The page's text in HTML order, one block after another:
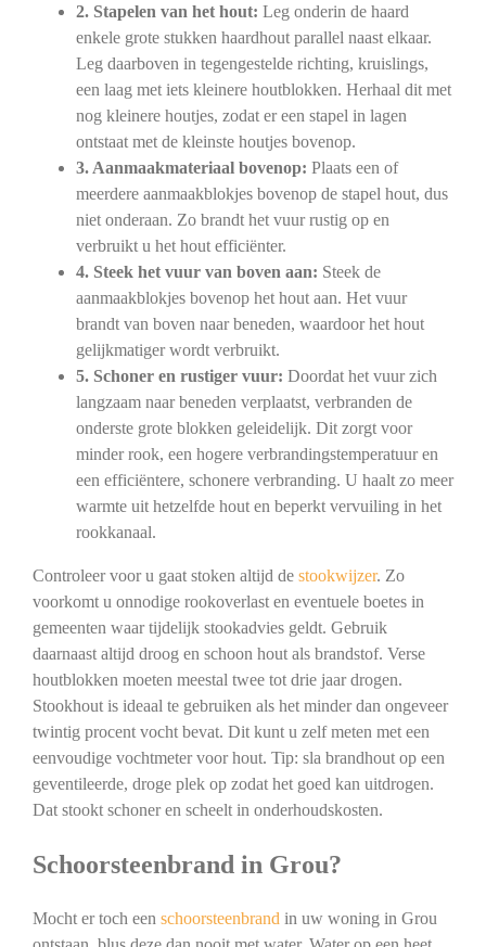
2. Stapelen van het hout: Leg onderin de haard
enkele grote stukken haardhout parallel naast elkaar.
Leg daarboven in tegengestelde richting, kruislings,
een laag met iets kleinere houtblokken. Herhaal dit met
nog kleinere houtjes, zodat er een stapel in lagen
ontstaat met de kleinste houtjes bovenop.
3. Aanmaakmateriaal bovenop: Plaats een of
meerdere aanmaakblokjes bovenop de stapel hout, dus
niet onderaan. Zo brandt het vuur rustig op en
verbruikt u het hout efficiënter.
4. Steek het vuur van boven aan: Steek de
aanmaakblokjes bovenop het hout aan. Het vuur
brandt van boven naar beneden, waardoor het hout
gelijkmatiger wordt verbruikt.
5. Schoner en rustiger vuur: Doordat het vuur zich
langzaam naar beneden verplaatst, verbranden de
onderste grote blokken geleidelijk. Dit zorgt voor
minder rook, een hogere verbrandingstemperatuur en
een efficiëntere, schonere verbranding. U haalt zo meer
warmte uit hetzelfde hout en beperkt vervuiling in het
rookkanaal.
Controleer voor u gaat stoken altijd de stookwijzer. Zo
voorkomt u onnodige rookoverlast en eventuele boetes in
gemeenten waar tijdelijk stookadvies geldt. Gebruik
daarnaast altijd droog en schoon hout als brandstof. Verse
houtblokken moeten meestal twee tot drie jaar drogen.
Stookhout is ideaal te gebruiken als het minder dan ongeveer
twintig procent vocht bevat. Dit kunt u zelf meten met een
eenvoudige vochtmeter voor hout. Tip: sla brandhout op een
geventileerde, droge plek op zodat het goed kan uitdrogen.
Dat stookt schoner en scheelt in onderhoudskosten.
Schoorsteenbrand in Grou?
Mocht er toch een schoorsteenbrand in uw woning in Grou